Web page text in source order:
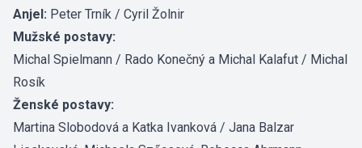
Anjel: Peter Trník / Cyril Žolnir
Mužské postavy:
Michal Spielmann / Rado Konečný a Michal Kalafut / Michal
Rosík
Ženské postavy:
Martina Slobodová a Katka Ivanková / Jana Balzar